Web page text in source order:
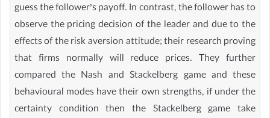
guess the follower’s payoff. In contrast, the follower has to
observe the pricing decision of the leader and due to the
effects of the risk aversion attitude; their research proving
that firms normally will reduce prices. They further
compared the Nash and Stackelberg game and these
behavioural modes have their own strengths, if under the
certainty condition then the Stackelberg game take